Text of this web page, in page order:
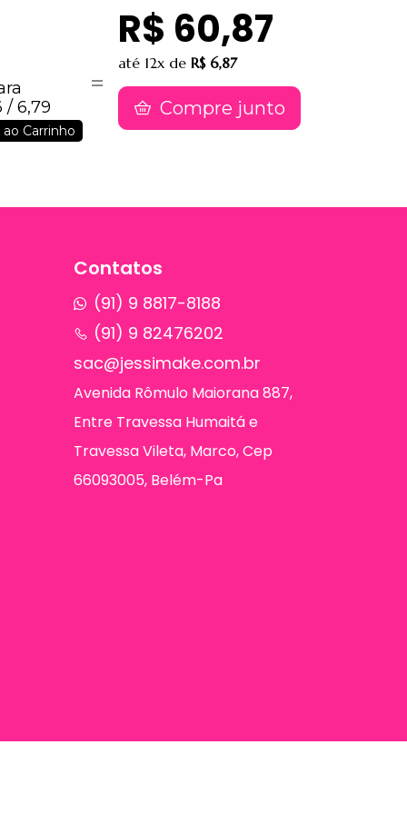
/ 6,79
Carrinho
R$ 60,87
até 12x de R$ 6,87
Compre junto
Contatos
(91) 9 8817-8188
(91) 9 82476202
sac@jessimake.com.br
Avenida Rômulo Maiorana 887,
Entre Travessa Humaitá e
Travessa Vileta, Marco, Cep
66093005, Belém-Pa